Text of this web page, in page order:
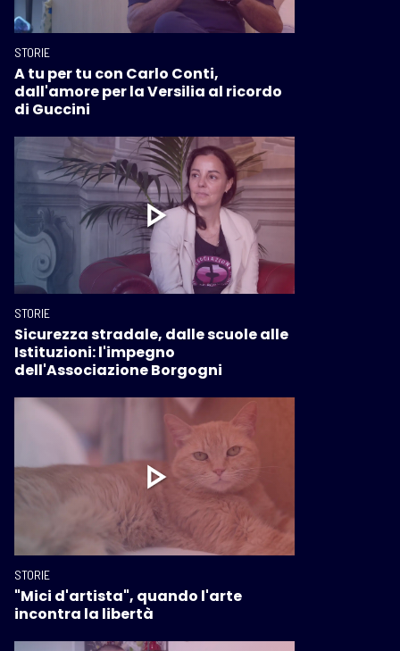
STORIE
A tu per tu con Carlo Conti,
dall'amore per la Versilia al ricordo
di Guccini
STORIE
Sicurezza stradale, dalle scuole alle
Istituzioni: l'impegno
dell'Associazione Borgogni
STORIE
"Mici d'artista", quando l'arte
incontra la libertà